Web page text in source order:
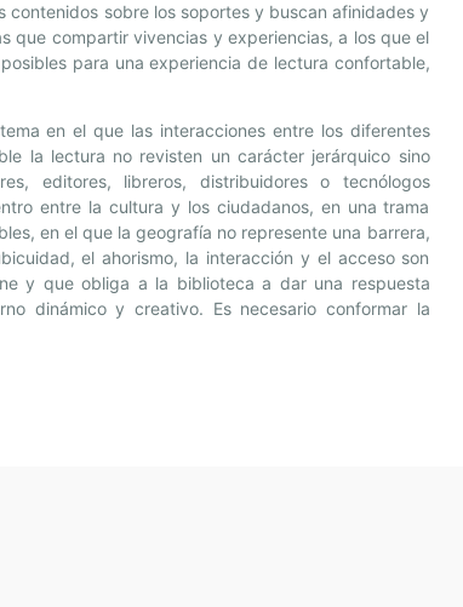
sobre los soportes y buscan afinidades y
compartir vivencias y experiencias, a los que el
para una experiencia de lectura confortable,
en el que las interacciones entre los diferentes
la lectura no revisten un carácter jerárquico sino
editores, libreros, distribuidores o tecnólogos
entre la cultura y los ciudadanos, en una trama
en el que la geografía no represente una barrera,
el ahorismo, la interacción y el acceso son
y que obliga a la biblioteca a dar una respuesta
dinámico y creativo. Es necesario conformar la